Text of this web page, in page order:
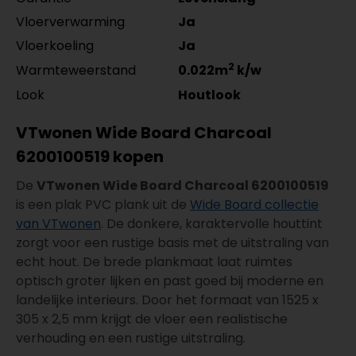
Vloerverwarming
Ja
Vloerkoeling
Ja
Warmteweerstand
0.022m2 k/w
Look
Houtlook
VTwonen Wide Board Charcoal
6200100519 kopen
De VTwonen Wide Board Charcoal 6200100519
is een plak PVC plank uit de Wide Board collectie
van VTwonen. De donkere, karaktervolle houttint
zorgt voor een rustige basis met de uitstraling van
echt hout. De brede plankmaat laat ruimtes
optisch groter lijken en past goed bij moderne en
landelijke interieurs. Door het formaat van 1525 x
305 x 2,5 mm krijgt de vloer een realistische
verhouding en een rustige uitstraling.